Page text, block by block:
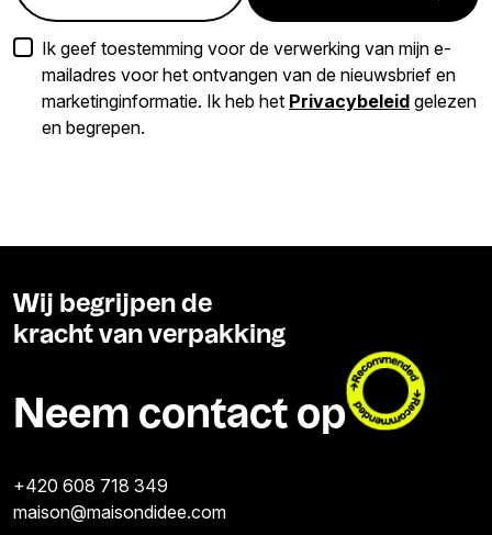
Ik geef toestemming voor de verwerking van mijn e-
mailadres voor het ontvangen van de nieuwsbrief en
marketinginformatie. Ik heb het Privacybeleid gelezen
en begrepen.
Wij begrijpen de
kracht van verpakking
Neem contact op
+420 608 718 349
maison@maisondidee.com